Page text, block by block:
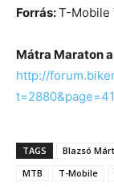
Forrás:T-Mobile
Mátra Maraton
http://
t=2880&page=41
TAGS Blazsó
MTB
T-Mobile